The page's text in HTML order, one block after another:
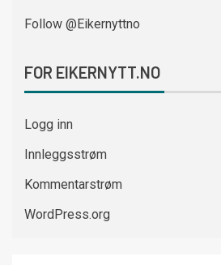
Follow @Eikernyttno
FOR EIKERNYTT.NO
Logg inn
Innleggsstrøm
Kommentarstrøm
WordPress.org